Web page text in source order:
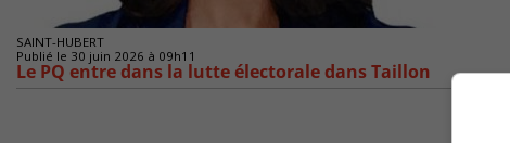
SAINT-HUBERT
Publié le 30 juin 2026 à 09h11
Le PQ entre dans la lutte électorale dans Taillon